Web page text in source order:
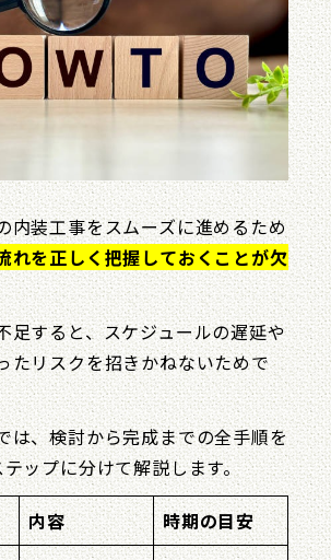
内装工事をスムーズに進めるため
れを正しく把握しておくことが欠
足すると、スケジュールの遅延や
たリスクを招きかねないためで
は、検討から完成までの全手順を
ップに分けて解説します。
内容
時期の目安